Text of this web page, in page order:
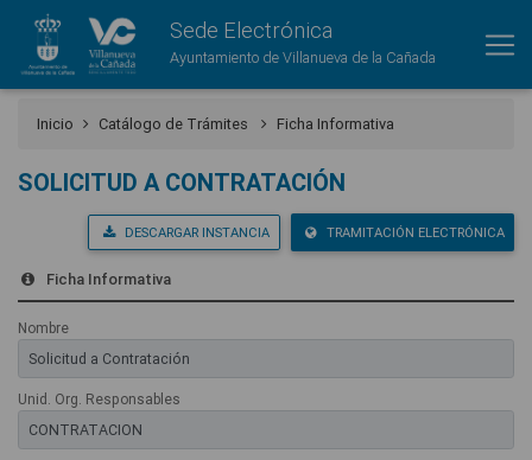
Sede Electrónica
Ayuntamiento de Villanueva de la Cañada
Inicio Catálogo de Trámites Ficha Informativa
SOLICITUD A CONTRATACIÓN
DESCARGAR INSTANCIA TRAMITACIÓN ELECTRÓNICA
Ficha Informativa
Nombre
Unid. Org. Responsables